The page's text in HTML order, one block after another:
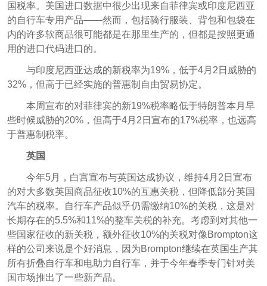
国税率。美国进口数据中很少出现来自菲律宾或印度尼西亚
的自行车专用产品——然而，包括骑行服装、背包和包袋在
内的许多软商品很可能都是在那里生产的，但都是按照更通
用的进口代码进口的。
与印度尼西亚达成的新税率为19%，低于4月2日威胁的
32%，但高于已经实施的普惠制自由贸易协定。
本周宣布的对菲律宾的新19%税率略低于特朗普本月早
些时候威胁的20%，但高于4月2日宣布的17%税率，也远高
于普惠制税率。
英国
今年5月，白宫宣布与英国达成协议，维持4月2日宣布
的对大多数英国商品征收10%的互惠关税，但降低部分英国
汽车的税率。自行车产品似乎仍需缴纳10%的关税，这是对
长期存在的5.5%和11%的整车关税的补充。考虑到对其他一
些国家征收的新关税，额外征收10%的关税对像Brompton这
样的公司来说是个好消息，因为Brompton继续在英国生产其
所有折叠自行车和电助力自行车，并于今年春季专门针对美
国市场推出了一些新产品。